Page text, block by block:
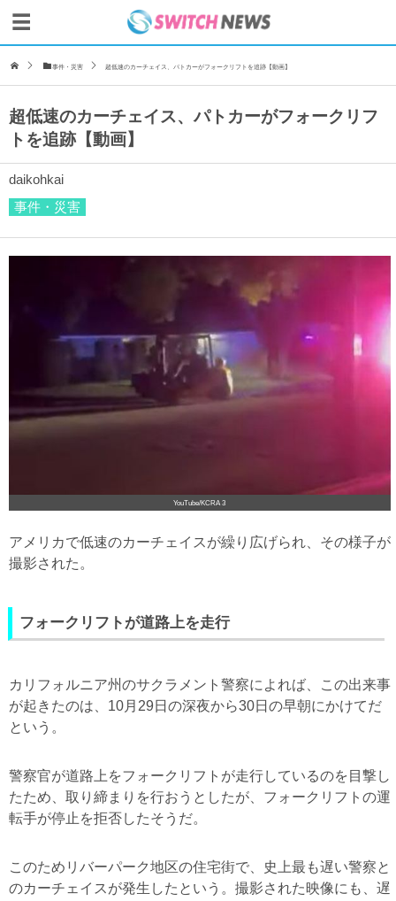
事件・災害 超低速のカーチェイス、パトカーがフォークリフトを追跡【動画】
超低速のカーチェイス、パトカーがフォークリフ
トを追跡【動画】
daikohkai
事件・災害
YouTube/KCRA 3
アメリカで低速のカーチェイスが繰り広げられ、その様子が
撮影された。
フォークリフトが道路上を走行
カリフォルニア州のサクラメント警察によれば、この出来事
が起きたのは、10月29日の深夜から30日の早朝にかけてだ
という。
警察官が道路上をフォークリフトが走行しているのを目撃し
たため、取り締まりを行おうとしたが、フォークリフトの運
転手が停止を拒否したそうだ。
このためリバーパーク地区の住宅街で、史上最も遅い警察と
のカーチェイスが発生したという。撮影された映像にも、遅